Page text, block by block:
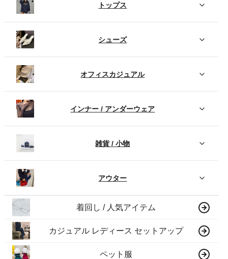
トップス
シューズ
オフィスカジュアル
インナー / アンダーウェア
雑貨 / 小物
アウター
着回し / 人気アイテム
カジュアル レディース セットアップ
ペット服